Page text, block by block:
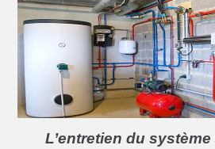
L’entretien du